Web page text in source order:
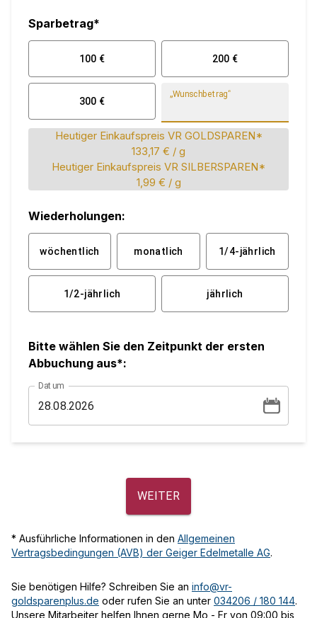
Sparbetrag*
100 € 200 €
300 €
„Wunschbetrag“
Heutiger Einkaufspreis VR GOLDSPAREN*
133,17 € / g
Heutiger Einkaufspreis VR SILBERSPAREN*
1,99 € / g
Wiederholungen:
wöchentlich monatlich 1/4-jährlich
1/2-jährlich jährlich
Bitte wählen Sie den Zeitpunkt der ersten
Abbuchung aus*:
Datum
WEITER
* Ausführliche Informationen in den Allgemeinen
Vertragsbedingungen (AVB) der Geiger Edelmetalle AG.
Sie benötigen Hilfe? Schreiben Sie an info@vr-
goldsparenplus.de oder rufen Sie an unter 034206 / 180 144.
Unsere Mitarbeiter helfen Ihnen gerne Mo - Fr von 09:00 bis